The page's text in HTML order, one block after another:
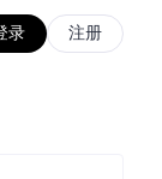
录 注册